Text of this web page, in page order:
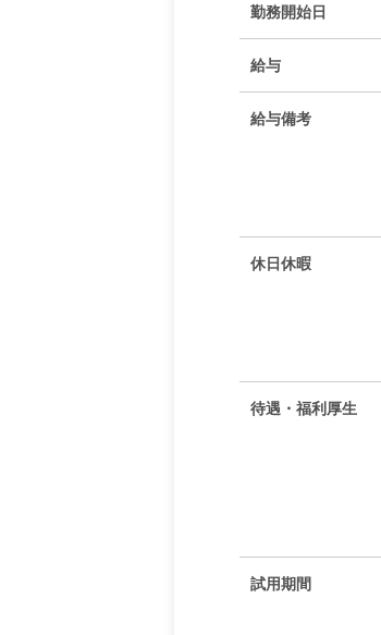
勤務開始日
給与
給与備考
休日休暇
待遇・福利厚生
試用期間